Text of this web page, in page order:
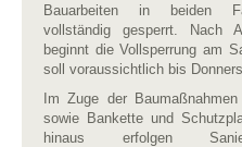
Bauarbeiten in beiden
vollständig gesperrt. Nach
beginnt die Vollsperrung am
soll voraussichtlich bis
Im Zuge der
sowie Bankette und
hinaus erfolgen